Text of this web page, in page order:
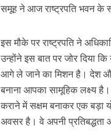
समूह ने आज राष्ट्रपति भवन के
इस मौके पर राष्ट्रपति ने
उन्होंने इस बात पर जोर
आगे ले जाने का मिशन है। देश
बनाना आपका सामूहिक लक्ष्य है।
कराने में सक्षम बनाकर एक बड़ा
अवसर है। वे अपनी प्रतिबद्धता